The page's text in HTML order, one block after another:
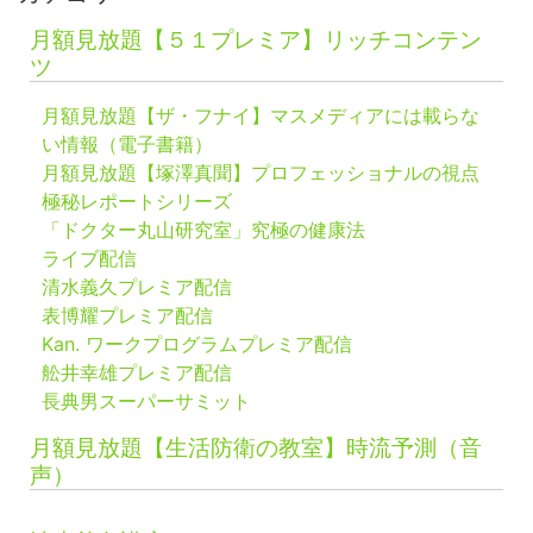
月額見放題【５１プレミア】リッチコンテン
ツ
月額見放題【ザ・フナイ】マスメディアには載らな
い情報（電子書籍）
月額見放題【塚澤真聞】プロフェッショナルの視点
極秘レポートシリーズ
「ドクター丸山研究室」究極の健康法
ライブ配信
清水義久プレミア配信
表博耀プレミア配信
Kan. ワークプログラムプレミア配信
舩井幸雄プレミア配信
長典男スーパーサミット
月額見放題【生活防衛の教室】時流予測（音
声）